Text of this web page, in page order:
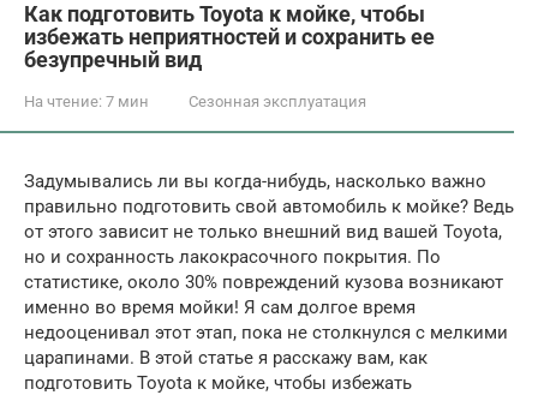
Как подготовить Toyota к мойке, чтобы
избежать неприятностей и сохранить ее
безупречный вид
На чтение: 7 мин Сезонная эксплуатация
Задумывались ли вы когда-нибудь, насколько важно
правильно подготовить свой автомобиль к мойке? Ведь
от этого зависит не только внешний вид вашей Toyota,
но и сохранность лакокрасочного покрытия. По
статистике, около 30% повреждений кузова возникают
именно во время мойки! Я сам долгое время
недооценивал этот этап, пока не столкнулся с мелкими
царапинами. В этой статье я расскажу вам, как
подготовить Toyota к мойке, чтобы избежать